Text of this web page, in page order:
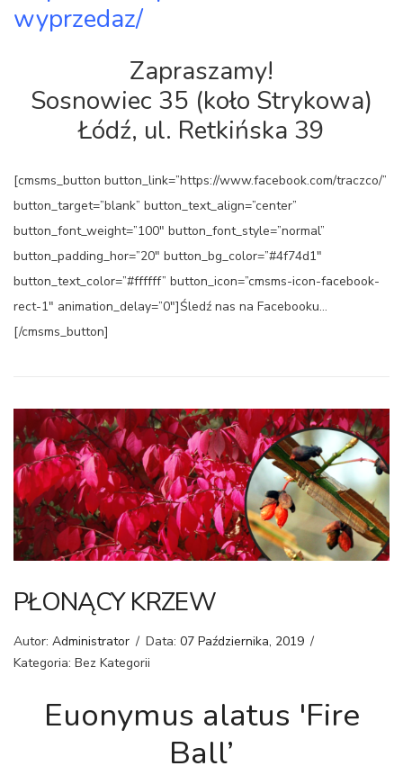
wyprzedaz/
Zapraszamy!
Sosnowiec 35 (koło Strykowa)
Łódź, ul. Retkińska 39
[cmsms_button button_link=”https://www.facebook.com/traczco/”
button_target=”blank” button_text_align=”center”
button_font_weight=”100″ button_font_style=”normal”
button_padding_hor=”20″ button_bg_color=”#4f74d1″
button_text_color=”#ffffff” button_icon=”cmsms-icon-facebook-
rect-1″ animation_delay=”0″]Śledź nas na Facebooku…
[/cmsms_button]
PŁONĄCY KRZEW
Autor: Administrator / Data: 07 Października, 2019 /
Kategoria: Bez Kategorii
Euonymus alatus 'Fire
Ball’